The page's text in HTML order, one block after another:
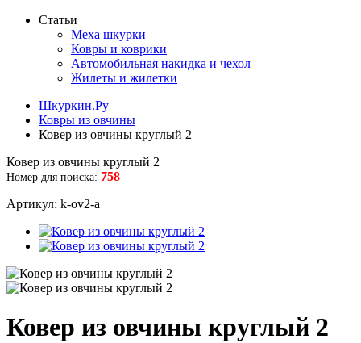
Статьи
Меха шкурки
Ковры и коврики
Автомобильная накидка и чехол
Жилеты и жилетки
Шкуркин.Ру
Ковры из овчины
Ковер из овчины круглый 2
Ковер из овчины круглый 2
Номер для поиска: 758
Артикул: k-ov2-a
Ковер из овчины круглый 2